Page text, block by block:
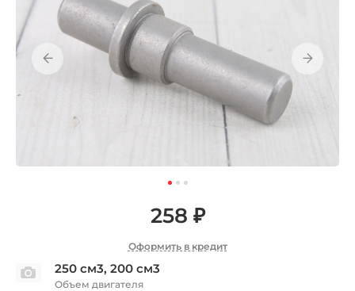
258 ₽
Оформить в кредит
250 см3, 200 см3
Объем двигателя